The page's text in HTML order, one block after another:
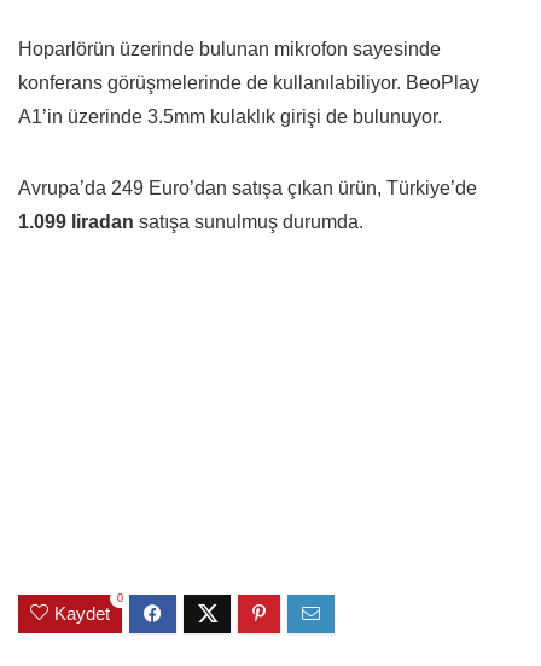
Hoparlörün üzerinde bulunan mikrofon sayesinde
konferans görüşmelerinde de kullanılabiliyor. BeoPlay
A1’in üzerinde 3.5mm kulaklık girişi de bulunuyor.
Avrupa’da 249 Euro’dan satışa çıkan ürün, Türkiye’de
1.099 liradan satışa sunulmuş durumda.
Kaydet
0